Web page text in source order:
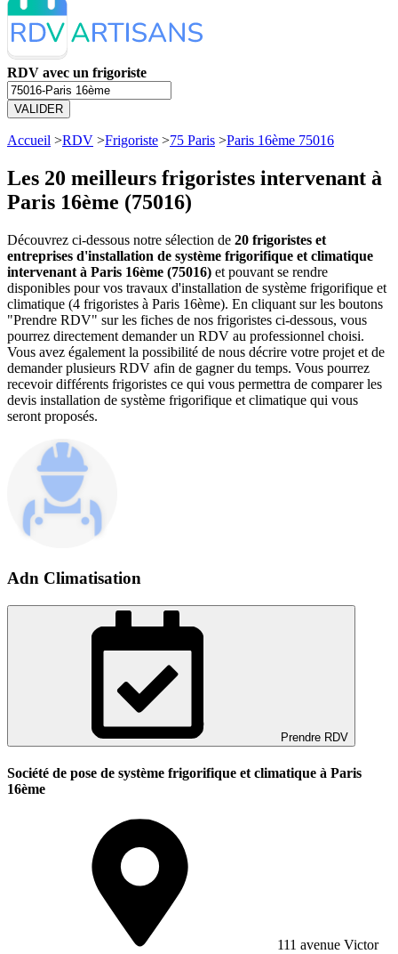
RDV avec un frigoriste
VALIDER
Accueil >RDV >Frigoriste >75 Paris >Paris 16ème 75016
Les 20 meilleurs frigoristes intervenant à
Paris 16ème (75016)
Découvrez ci-dessous notre sélection de 20 frigoristes et
entreprises d'installation de système frigorifique et climatique
intervenant à Paris 16ème (75016) et pouvant se rendre
disponibles pour vos travaux d'installation de système frigorifique et
climatique (4 frigoristes à Paris 16ème). En cliquant sur les boutons
"Prendre RDV" sur les fiches de nos frigoristes ci-dessous, vous
pourrez directement demander un RDV au professionnel choisi.
Vous avez également la possibilité de nous décrire votre projet et de
demander plusieurs RDV afin de gagner du temps. Vous pourrez
recevoir différents frigoristes ce qui vous permettra de comparer les
devis installation de système frigorifique et climatique qui vous
seront proposés.
Adn Climatisation
Prendre RDV
Société de pose de système frigorifique et climatique à Paris
16ème
111 avenue Victor